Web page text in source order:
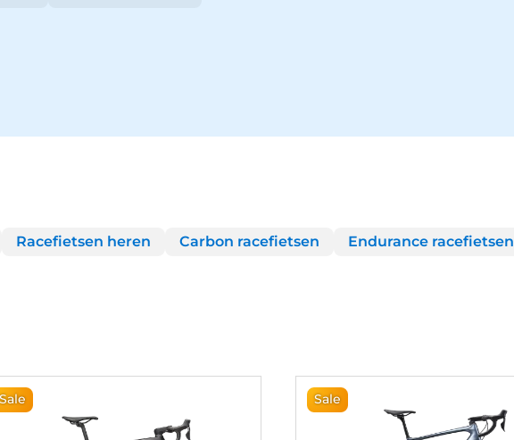
Racefietsen heren Carbon racefietsen Endurance racefietsen
Sale Sale